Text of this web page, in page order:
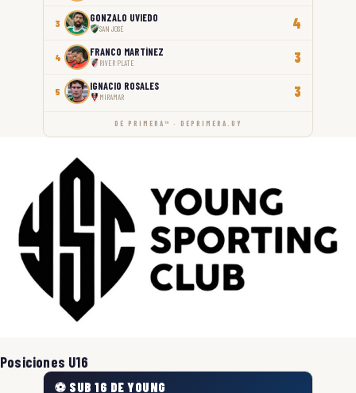
3 GONZALO UVIEDO
SAN JOSÉ 4
4 FRANCO MARTÍNEZ
RIVER PLATE 3
5 IGNACIO ROSALES
MIRAMAR 3
DE PRIMERA™ · DEPRIMERA.UY
Posiciones U16
⚽ SUB 16 DE YOUNG